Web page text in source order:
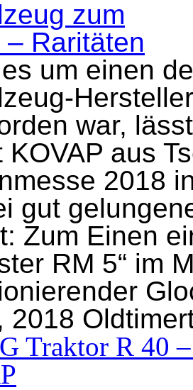
um einen
war,
KOVAP aus
2018
gut
Zum Einen
RM 5“ im
2018
Traktor R 40